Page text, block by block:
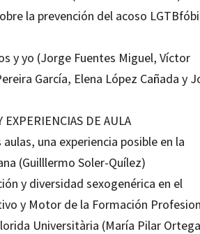
la prevención del acoso
y yo (Jorge Fuentes Miguel, Víctor
García, Elena López Cañada y
DE AULA
una experiencia posible en la
(Guilllermo Soler-Quílez)
y diversidad sexogenérica en el
y Motor de la Formación
Universitària (María Pilar